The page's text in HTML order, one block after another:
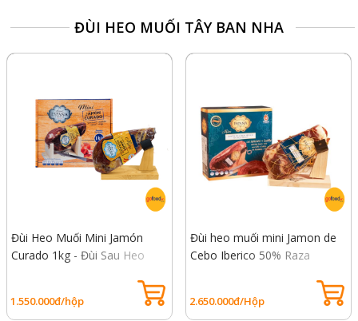
ĐÙI HEO MUỐI TÂY BAN NHA
Đùi Heo Muối Mini Jamón
Curado 1kg - Đùi Sau Heo
1.550.000đ/hộp
Đùi heo muối mini Jamon de
Cebo Iberico 50% Raza
2.650.000đ/Hộp